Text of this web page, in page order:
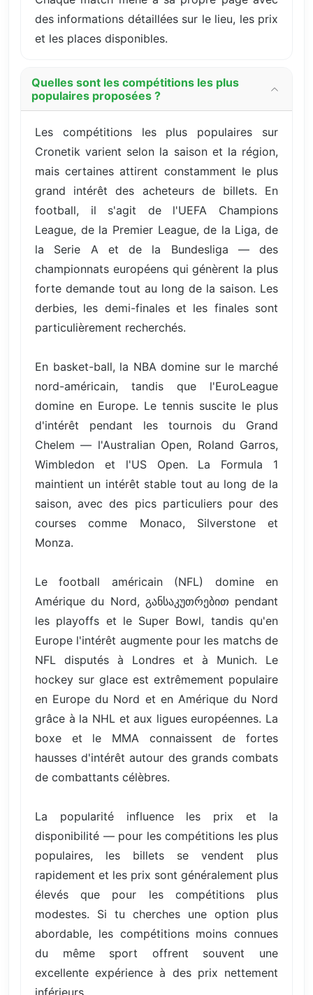
des informations détaillées sur le lieu, les prix
et les places disponibles.
Quelles sont les compétitions les plus
populaires proposées ?
Les compétitions les plus populaires sur
Cronetik varient selon la saison et la région,
mais certaines attirent constamment le plus
grand intérêt des acheteurs de billets. En
football, il s'agit de l'UEFA Champions
League, de la Premier League, de la Liga, de
la Serie A et de la Bundesliga — des
championnats européens qui génèrent la plus
forte demande tout au long de la saison. Les
derbies, les demi-finales et les finales sont
particulièrement recherchés.
En basket-ball, la NBA domine sur le marché
nord-américain, tandis que l'EuroLeague
domine en Europe. Le tennis suscite le plus
d'intérêt pendant les tournois du Grand
Chelem — l'Australian Open, Roland Garros,
Wimbledon et l'US Open. La Formula 1
maintient un intérêt stable tout au long de la
saison, avec des pics particuliers pour des
courses comme Monaco, Silverstone et
Monza.
Le football américain (NFL) domine en
Amérique du Nord, განსაკუთრებით pendant
les playoffs et le Super Bowl, tandis qu'en
Europe l'intérêt augmente pour les matchs de
NFL disputés à Londres et à Munich. Le
hockey sur glace est extrêmement populaire
en Europe du Nord et en Amérique du Nord
grâce à la NHL et aux ligues européennes. La
boxe et le MMA connaissent de fortes
hausses d'intérêt autour des grands combats
de combattants célèbres.
La popularité influence les prix et la
disponibilité — pour les compétitions les plus
populaires, les billets se vendent plus
rapidement et les prix sont généralement plus
élevés que pour les compétitions plus
modestes. Si tu cherches une option plus
abordable, les compétitions moins connues
du même sport offrent souvent une
excellente expérience à des prix nettement